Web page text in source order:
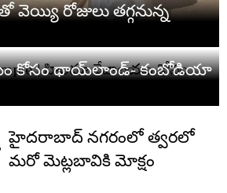
రోజులు తగ్గనున్న
కోసం థాయ్‌లాండ్‌- కంబోడియా
హైదరాబాద్‌ నగరంలో త్వరలో
మరో మెట్లబావికి మోక్షం